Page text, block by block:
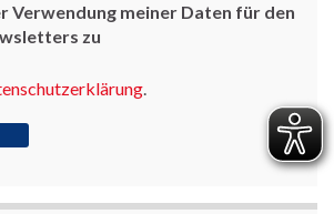
Verwendung meiner Daten für den
zu
.